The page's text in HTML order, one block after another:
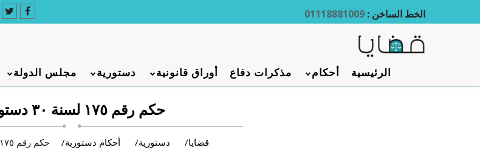
الخط الساخن :
الرئيسية أحكام مذكرات دفاع أوراق قانونية دستورية مجلس الدولة
حكم رقم ١٧٥ لسنة ٣٠ دستورية
قضايا دستورية أحكام دستورية حكم رقم ١٧٥ لسنة ٣٠ دستورية